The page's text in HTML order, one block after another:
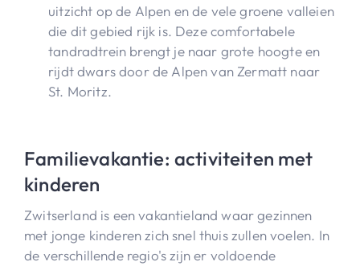
uitzicht op de Alpen en de vele groene valleien
die dit gebied rijk is. Deze comfortabele
tandradtrein brengt je naar grote hoogte en
rijdt dwars door de Alpen van Zermatt naar
St. Moritz.
Familievakantie: activiteiten met
kinderen
Zwitserland is een vakantieland waar gezinnen
met jonge kinderen zich snel thuis zullen voelen. In
de verschillende regio's zijn er voldoende